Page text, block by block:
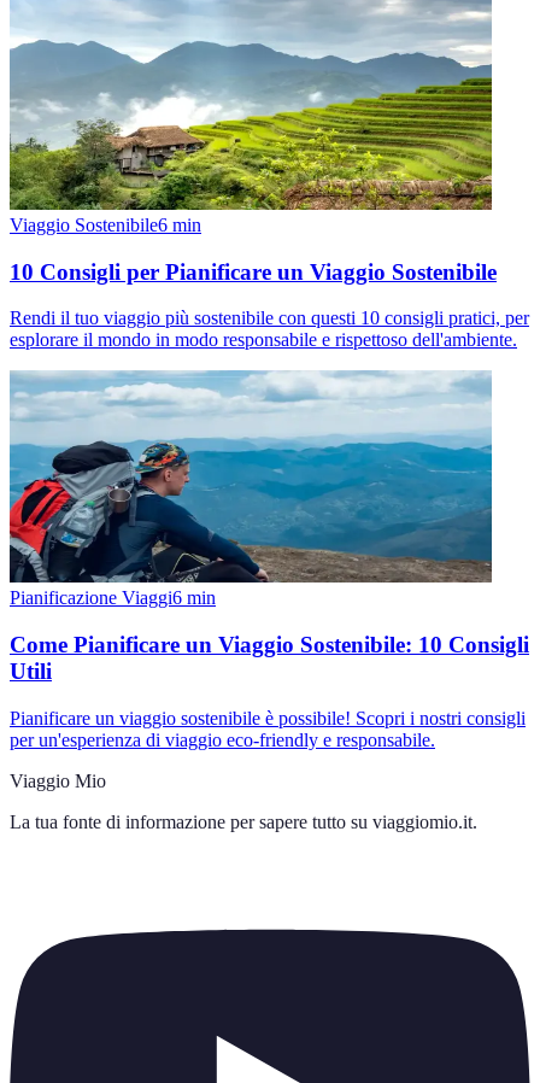
Viaggio Sostenibile6 min
10 Consigli per Pianificare un Viaggio Sostenibile
Rendi il tuo viaggio più sostenibile con questi 10 consigli pratici, per
esplorare il mondo in modo responsabile e rispettoso dell'ambiente.
Pianificazione Viaggi6 min
Come Pianificare un Viaggio Sostenibile: 10 Consigli
Utili
Pianificare un viaggio sostenibile è possibile! Scopri i nostri consigli
per un'esperienza di viaggio eco-friendly e responsabile.
Viaggio Mio
La tua fonte di informazione per sapere tutto su viaggiomio.it.